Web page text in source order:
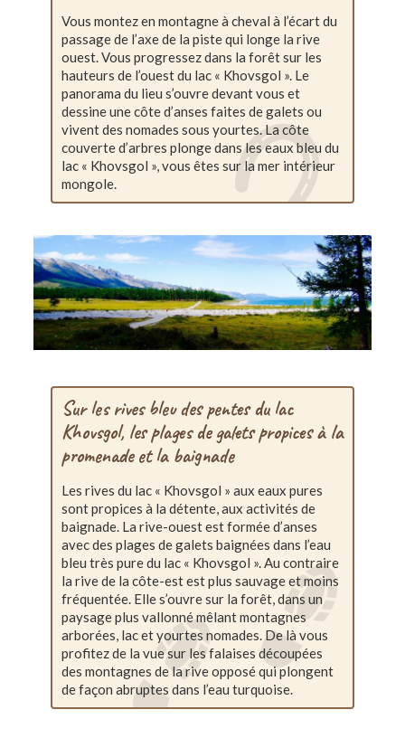
Vous montez en montagne à cheval à l’écart du
passage de l’axe de la piste qui longe la rive
ouest. Vous progressez dans la forêt sur les
hauteurs de l’ouest du lac « Khovsgol ». Le
panorama du lieu s’ouvre devant vous et
dessine une côte d’anses faites de galets ou
vivent des nomades sous yourtes. La côte
couverte d’arbres plonge dans les eaux bleu du
lac « Khovsgol », vous êtes sur la mer intérieur
mongole.
Sur les rives bleu des pentes du lac
Khovsgol, les plages de galets propices à la
promenade et la baignade
Les rives du lac « Khovsgol » aux eaux pures
sont propices à la détente, aux activités de
baignade. La rive-ouest est formée d’anses
avec des plages de galets baignées dans l’eau
bleu très pure du lac « Khovsgol ». Au contraire
la rive de la côte-est est plus sauvage et moins
fréquentée. Elle s’ouvre sur la forêt, dans un
paysage plus vallonné mêlant montagnes
arborées, lac et yourtes nomades. De là vous
profitez de la vue sur les falaises découpées
des montagnes de la rive opposé qui plongent
de façon abruptes dans l’eau turquoise.